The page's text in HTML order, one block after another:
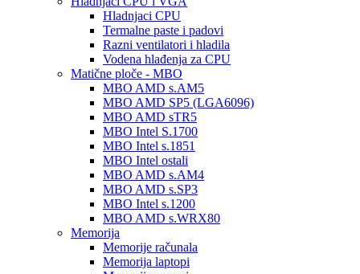
Hladnjaci CPU
Termalne paste i padovi
Razni ventilatori i hladila
Vodena hlađenja za CPU
Matične ploče - MBO
MBO AMD s.AM5
MBO AMD SP5 (LGA6096)
MBO AMD sTR5
MBO Intel S.1700
MBO Intel s.1851
MBO Intel ostali
MBO AMD s.AM4
MBO AMD s.SP3
MBO Intel s.1200
MBO AMD s.WRX80
Memorija
Memorije računala
Memorija laptopi